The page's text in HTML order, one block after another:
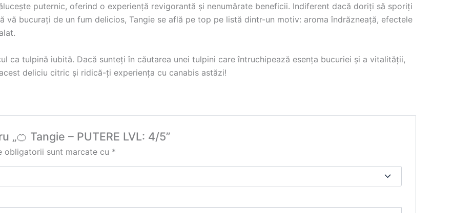
puternic, oferind o experiență revigorantă și nenumărate beneficii. Indiferent dacă doriți să sporiți
vă bucurați de un fum delicios, Tangie se află pe top pe listă dintr-un motiv: aroma îndrăzneață, efectele
ca tulpină iubită. Dacă sunteți în căutarea unei tulpini care întruchipează esența bucuriei și a vitalității,
deliciu citric și ridică-ți experiența cu canabis astăzi!
Tangie – PUTERE LVL: 4/5”
obligatorii sunt marcate cu *